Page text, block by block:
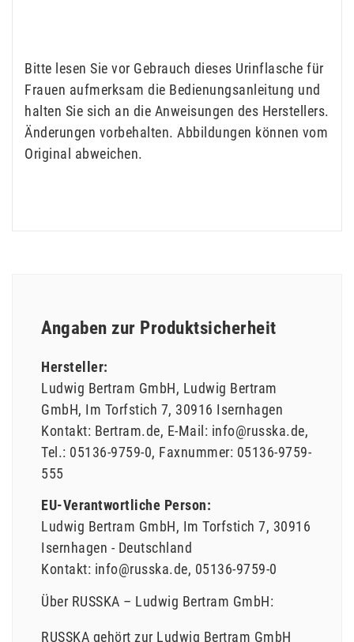
Bitte lesen Sie vor Gebrauch dieses Urinflasche für
Frauen aufmerksam die Bedienungsanleitung und
halten Sie sich an die Anweisungen des Herstellers.
Änderungen vorbehalten. Abbildungen können vom
Original abweichen.
Angaben zur Produktsicherheit
Hersteller:
Ludwig Bertram GmbH Ludwig Bertram
GmbH Im Torfstich 7 30916 Isernhagen
Kontakt: Bertram.de E-Mail: info@russka.de
Tel.: 05136-9759-0 Faxnummer: 05136-9759-
555
EU-Verantwortliche Person:
Ludwig Bertram GmbH Im Torfstich 7 30916
Isernhagen
Deutschland
Kontakt: info@russka.de 05136-9759-0
Über RUSSKA – Ludwig Bertram GmbH:
RUSSKA gehört zur Ludwig Bertram GmbH